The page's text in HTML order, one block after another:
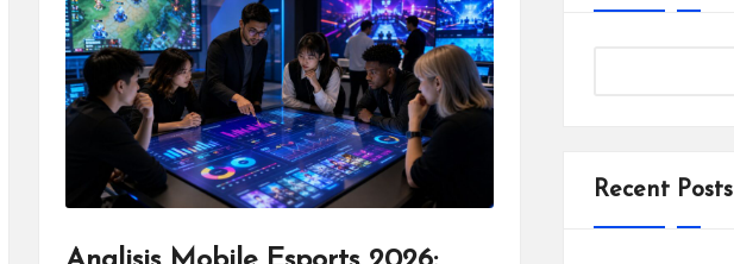
Recent Posts